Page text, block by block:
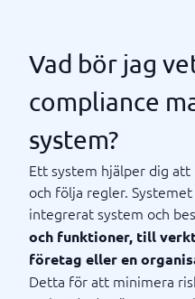
Vad bör jag
compliance
system?
Ett system hjälper dig att
och följa regler.
integrerat system och
och funktioner, till
företag eller en
Detta för att minimera